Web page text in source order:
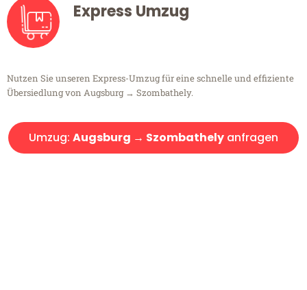
Express Umzug
Nutzen Sie unseren Express-Umzug für eine schnelle und effiziente
Übersiedlung von Augsburg → Szombathely.
Umzug: Augsburg → Szombathely anfragen